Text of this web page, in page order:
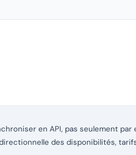
en API, pas seulement par
des disponibilités,